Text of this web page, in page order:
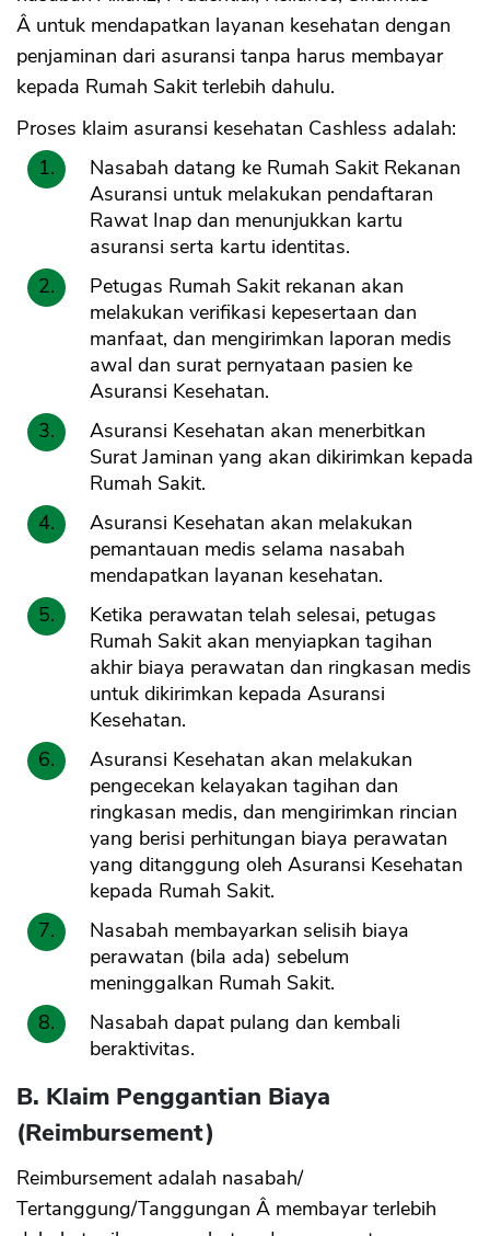
Â untuk mendapatkan layanan kesehatan dengan
penjaminan dari asuransi tanpa harus membayar
kepada Rumah Sakit terlebih dahulu.
Proses klaim asuransi kesehatan Cashless adalah:
Nasabah datang ke Rumah Sakit Rekanan
Asuransi untuk melakukan pendaftaran
Rawat Inap dan menunjukkan kartu
asuransi serta kartu identitas.
Petugas Rumah Sakit rekanan akan
melakukan verifikasi kepesertaan dan
manfaat, dan mengirimkan laporan medis
awal dan surat pernyataan pasien ke
Asuransi Kesehatan.
Asuransi Kesehatan akan menerbitkan
Surat Jaminan yang akan dikirimkan kepada
Rumah Sakit.
Asuransi Kesehatan akan melakukan
pemantauan medis selama nasabah
mendapatkan layanan kesehatan.
Ketika perawatan telah selesai, petugas
Rumah Sakit akan menyiapkan tagihan
akhir biaya perawatan dan ringkasan medis
untuk dikirimkan kepada Asuransi
Kesehatan.
Asuransi Kesehatan akan melakukan
pengecekan kelayakan tagihan dan
ringkasan medis, dan mengirimkan rincian
yang berisi perhitungan biaya perawatan
yang ditanggung oleh Asuransi Kesehatan
kepada Rumah Sakit.
Nasabah membayarkan selisih biaya
perawatan (bila ada) sebelum
meninggalkan Rumah Sakit.
Nasabah dapat pulang dan kembali
beraktivitas.
B. Klaim Penggantian Biaya
(Reimbursement)
Reimbursement adalah nasabah/
Tertanggung/Tanggungan Â membayar terlebih